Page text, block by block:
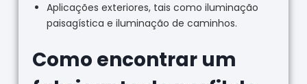
Aplicações exteriores, tais como iluminação
paisagística e iluminação de caminhos.
Como encontrar um